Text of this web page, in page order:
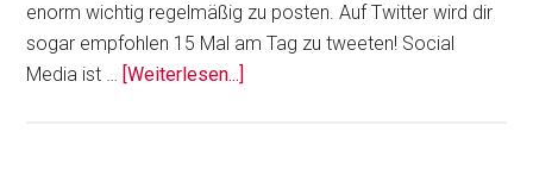
enorm wichtig regelmäßig zu posten. Auf Twitter wird dir
sogar empfohlen 15 Mal am Tag zu tweeten! Social
Media ist … [Weiterlesen...]